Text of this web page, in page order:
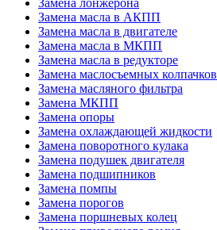
Замена лонжерона
Замена масла в АКПП
Замена масла в двигателе
Замена масла в МКПП
Замена масла в редукторе
Замена маслосъемных колпачков
Замена масляного фильтра
Замена МКПП
Замена опоры
Замена охлаждающей жидкости
Замена поворотного кулака
Замена подушек двигателя
Замена подшипников
Замена помпы
Замена порогов
Замена поршневых колец